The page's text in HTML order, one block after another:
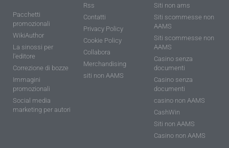
Pacchetti
promozionali
WikiAuthor
La sinossi per
l'editore
Correzione di bozze
Immagini
promozionali
Social media
marketing per autori
Rss
Contatti
Privacy Policy
Cookie Policy
Collabora
Merchandising
siti non AAMS
Siti non ams
Siti scommesse non
AAMS
Siti scommesse non
AAMS
Casino senza
documenti
Casino senza
documenti
casino non AAMS
CashWin
Siti non AAMS
Casino non AAMS